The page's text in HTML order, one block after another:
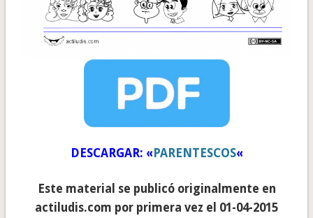
DESCARGAR: «PARENTESCOS«
Este material se publicó originalmente en
actiludis.com por primera vez el 01-04-2015